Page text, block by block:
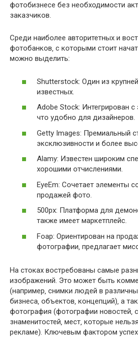
фотобизнесе без необходимости
заказчиков.
Среди наиболее авторитетных и
фотобанков‚ с которыми стоит
можно выделить:
Shutterstock: Один из
известных.
Adobe Stock: Интегрирован с
что удобно для дизайнеров.
Getty Images: Премиальный
эксклюзивности и более
Alamy: Известен широким
хорошими отчислениями.
EyeEm: Сочетает элементы
продажей фото.
500px: Платформа для
также имеет маркетплейс.
Foap: Ориентирован на
фотографии‚ предлагает
На стоках востребованы самые
изображений. Это может быть
(например‚ снимки людей в
бизнеса‚ объектов‚ концепций)‚ а
фотография (фотографии новостей‚
знаменитостей‚ мест‚ которые
рекламе). Ключевым фактором